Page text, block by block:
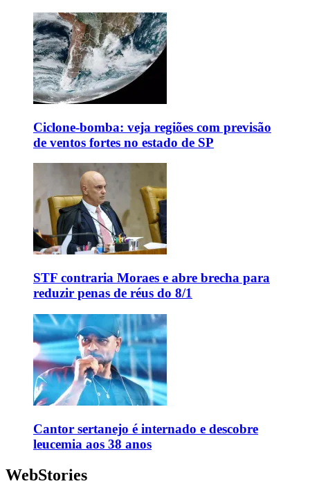
Ciclone-bomba: veja regiões com previsão
de ventos fortes no estado de SP
STF contraria Moraes e abre brecha para
reduzir penas de réus do 8/1
Cantor sertanejo é internado e descobre
leucemia aos 38 anos
WebStories